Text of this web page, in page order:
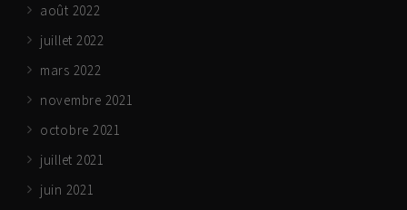
août 2022
juillet 2022
mars 2022
novembre 2021
octobre 2021
juillet 2021
juin 2021